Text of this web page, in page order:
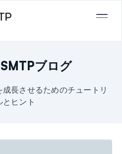
ブログ
長させるためのチュートリ
とヒント